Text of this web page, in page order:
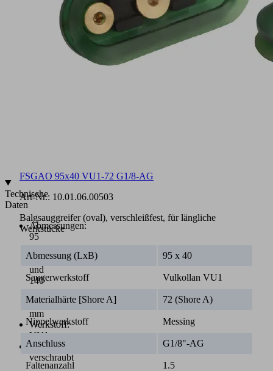
schwersten
Belastungen
Technische
Daten
Abmessungen:
95
40
und
140
65
mm
Werkstoff:
VU1
Anschlussplatte
verschraubt
FSGAO 95x40 VU1-72 G1/8-AG
Art-Nr.: 10.01.06.00503
Balgsauggreifer (oval), verschleißfest, für längliche
Werkstücke
Abmessung (LxB) 95 x 40
Saugerwerkstoff Vulkollan VU1
Materialhärte [Shore A] 72 (Shore A)
Nippelwerkstoff Messing
Anschluss G1/8"-AG
Faltenanzahl
1.5